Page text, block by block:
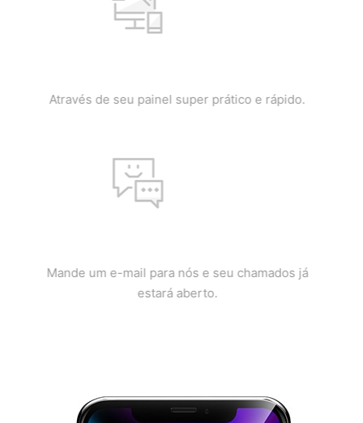
Através de seu painel super prático e rápido.
Mande um e-mail para nós e seu chamados já
estará aberto.